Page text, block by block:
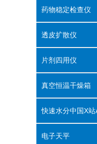
药物稳定检查仪
透皮扩散仪
片剂四用仪
真空恒温干燥箱
快速水分中国X
电子天平